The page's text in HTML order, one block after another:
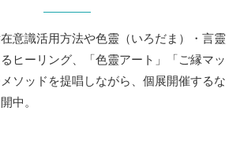
意識活用方法や色靈（いろだま）・言靈
るヒーリング、「色靈アート」「ご縁マッ
ソッドを提唱しながら、個展開催するな
中。